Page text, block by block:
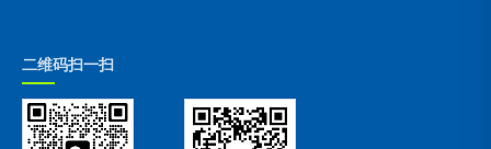
二维码扫一扫